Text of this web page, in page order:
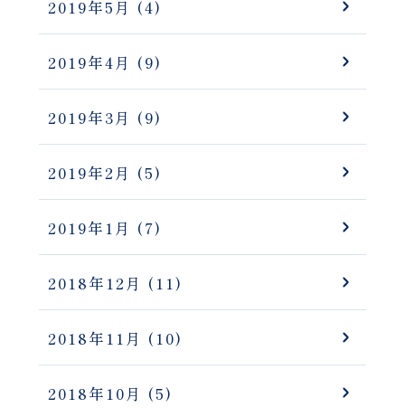
2019年5月 (4)
2019年4月 (9)
2019年3月 (9)
2019年2月 (5)
2019年1月 (7)
2018年12月 (11)
2018年11月 (10)
2018年10月 (5)